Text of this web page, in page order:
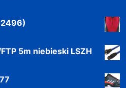
5m niebieski LSZH